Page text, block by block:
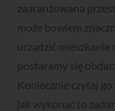
zaaranżowana
może bowiem
urządzić mieszkanie
postaramy się
Koniecznie czytaj
jak wykonać to